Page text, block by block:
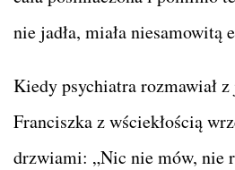
nie jadła, miała niesamowitą
Kiedy psychiatra rozmawiał
Franciszka z wściekłością
drzwiami: „Nic nie mów, nie